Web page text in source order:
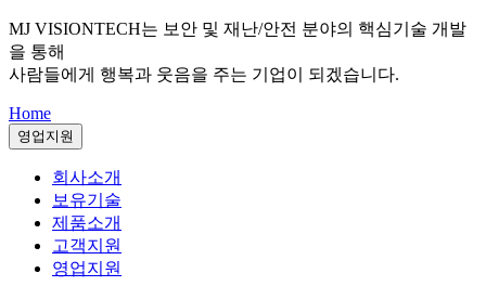
MJ VISIONTECH는 보안 및 재난/안전 분야의 핵심기술 개발
을 통해
사람들에게 행복과 웃음을 주는 기업이 되겠습니다.
Home
영업지원
회사소개
보유기술
제품소개
고객지원
영업지원